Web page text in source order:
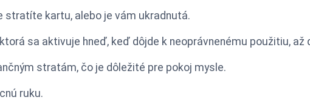
kartu, alebo je vám ukradnutá.
sa aktivuje hneď, keď dôjde k neoprávnenému použitiu, až
stratám, čo je dôležité pre pokoj mysle.
ruku.